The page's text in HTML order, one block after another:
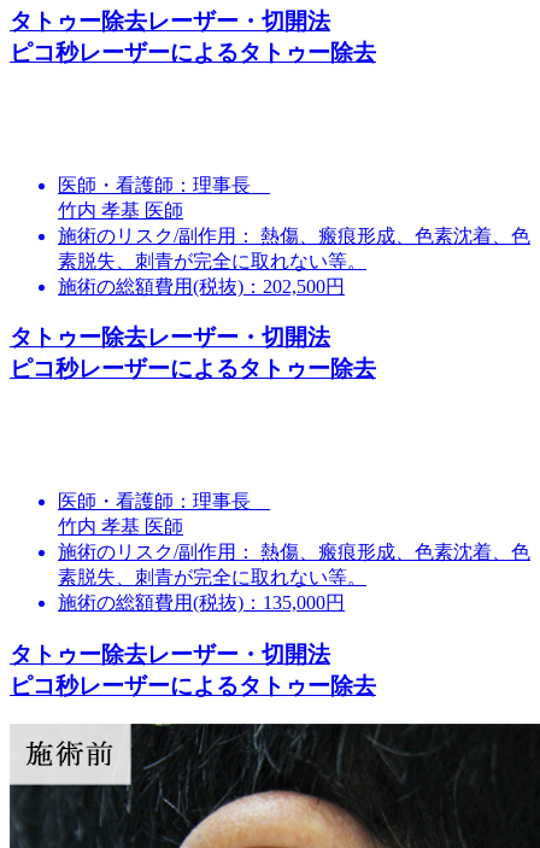
タトゥー除去レーザー・切開法
ピコ秒レーザーによるタトゥー除去
医師・看護師： 理事長
竹内 孝基 医師
施術のリスク/副作用：
熱傷、瘢痕形成、色素沈着、色
素脱失、刺青が完全に取れない等。
施術の総額費用(税抜)： 202,500円
タトゥー除去レーザー・切開法
ピコ秒レーザーによるタトゥー除去
医師・看護師： 理事長
竹内 孝基 医師
施術のリスク/副作用：
熱傷、瘢痕形成、色素沈着、色
素脱失、刺青が完全に取れない等。
施術の総額費用(税抜)： 135,000円
タトゥー除去レーザー・切開法
ピコ秒レーザーによるタトゥー除去